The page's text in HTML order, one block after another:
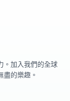
。加入我們的全球
的樂趣。